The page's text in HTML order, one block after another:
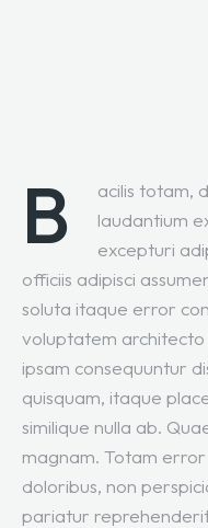
B
acilis totam,
laudantium
excepturi
officiis adipisci
soluta itaque error
voluptatem architecto
ipsam consequuntur
quisquam, itaque
similique nulla ab.
magnam. Totam
doloribus, non
pariatur